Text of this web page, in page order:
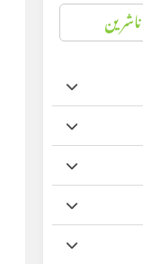
ناشرین